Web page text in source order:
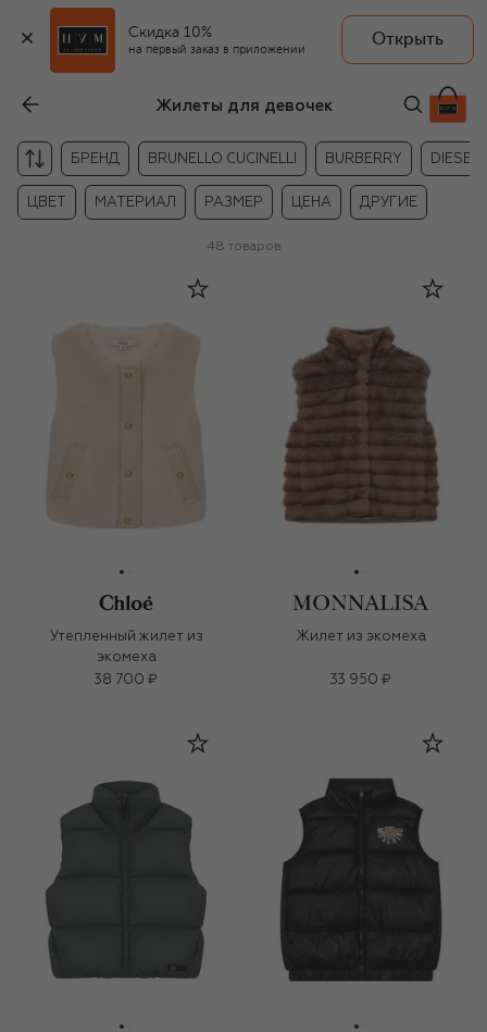
Скидка 10%
на первый заказ в приложении
Открыть
Жилеты для девочек
БРЕНД BRUNELLO CUCINELLI BURBERRY DIESEL
ЦВЕТ МАТЕРИАЛ РАЗМЕР ЦЕНА ДРУГИЕ
48 товаров
Утепленный жилет из
экомеха
38 700 ₽
Жилет из экомеха
33 950 ₽